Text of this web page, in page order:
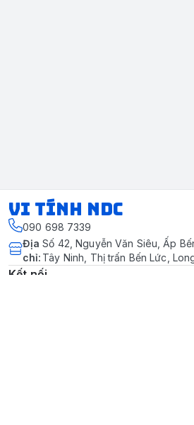
VI TÍNH NDC
090 698 7339
Địa
chỉ:
Số 42, Nguyễn Văn Siêu, Ấp
Tây Ninh, Thị trấn Bến Lức,
Kết nối